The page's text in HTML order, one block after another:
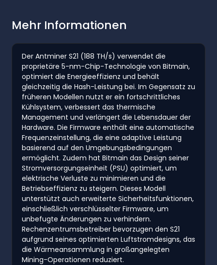
Mehr Informationen
Der Antminer S21 (188 TH/s) verwendet die
proprietäre 5-nm-Chip-Technologie von Bitmain,
optimiert die Energieeffizienz und behält
gleichzeitig die Hash-Leistung bei. Im Gegensatz zu
früheren Modellen nutzt er ein fortschrittliches
Kühlsystem, verbessert das thermische
Management und verlängert die Lebensdauer der
Hardware. Die Firmware enthält eine automatische
Frequenzeinstellung, die eine adaptive Leistung
basierend auf den Umgebungsbedingungen
ermöglicht. Zudem hat Bitmain das Design seiner
Stromversorgungseinheit (PSU) optimiert, um
elektrische Verluste zu minimieren und die
Betriebseffizienz zu steigern. Dieses Modell
unterstützt auch erweiterte Sicherheitsfunktionen,
einschließlich verschlüsselter Firmware, um
unbefugte Änderungen zu verhindern.
Rechenzentrumsbetreiber bevorzugen den S21
aufgrund seines optimierten Luftstromdesigns, das
die Wärmeansammlung in großangelegten
Mining-Operationen reduziert.